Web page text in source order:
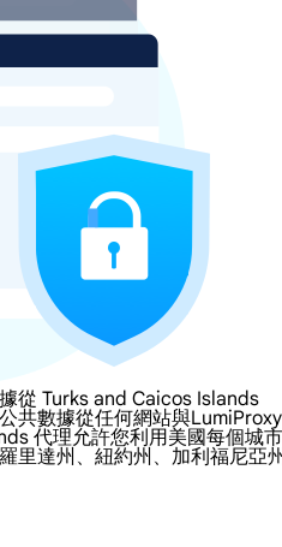
從 Turks and Caicos Islands
共數據從任何網站與
代理允許您利用美國每個城
里達州、紐約州、加利福尼亞州